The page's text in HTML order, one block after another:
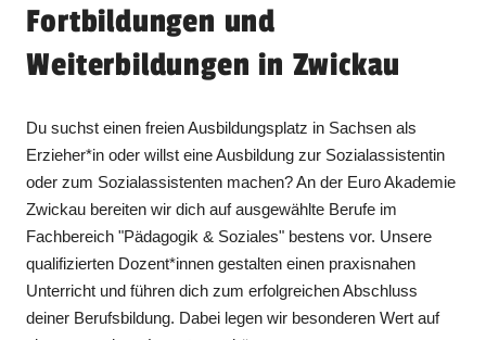
Fortbildungen und
Weiterbildungen in Zwickau
Du suchst einen freien Ausbildungsplatz in Sachsen als
Erzieher*in oder willst eine Ausbildung zur Sozialassistentin
oder zum Sozialassistenten machen? An der Euro Akademie
Zwickau bereiten wir dich auf ausgewählte Berufe im
Fachbereich "Pädagogik & Soziales" bestens vor. Unsere
qualifizierten Dozent*innen gestalten einen praxisnahen
Unterricht und führen dich zum erfolgreichen Abschluss
deiner Berufsbildung. Dabei legen wir besonderen Wert auf